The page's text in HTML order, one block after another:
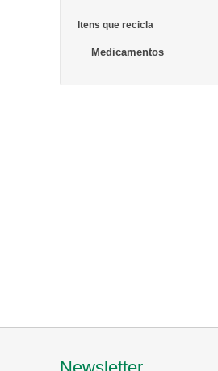
Itens que recicla
Medicamentos